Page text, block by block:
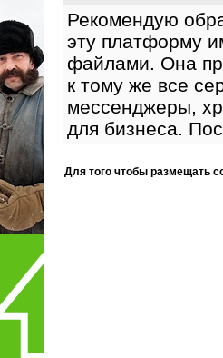
Рекомендую
эту платформу
файлами. Она
к тому же все
мессенджеры,
для бизнеса.
Для того чтобы размещать